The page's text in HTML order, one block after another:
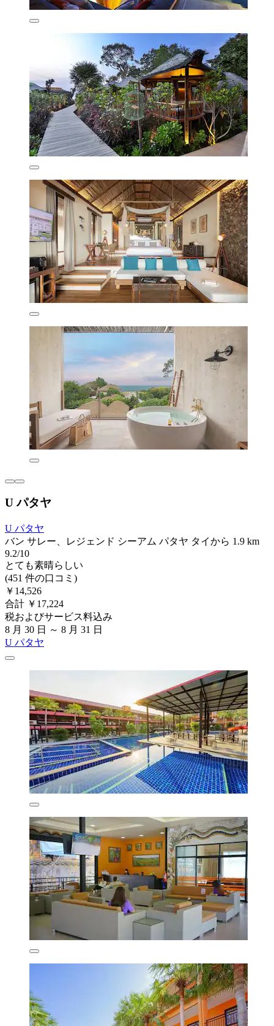
U パタヤ
U パタヤ
バン サレー、レジェンド シーアム パタヤ タイから 1.9 km
9.2/10
とても素晴らしい
(451 件の口コミ)
￥14,526
合計 ￥17,224
税およびサービス料込み
8 月 30 日 ～ 8 月 31 日
U パタヤ